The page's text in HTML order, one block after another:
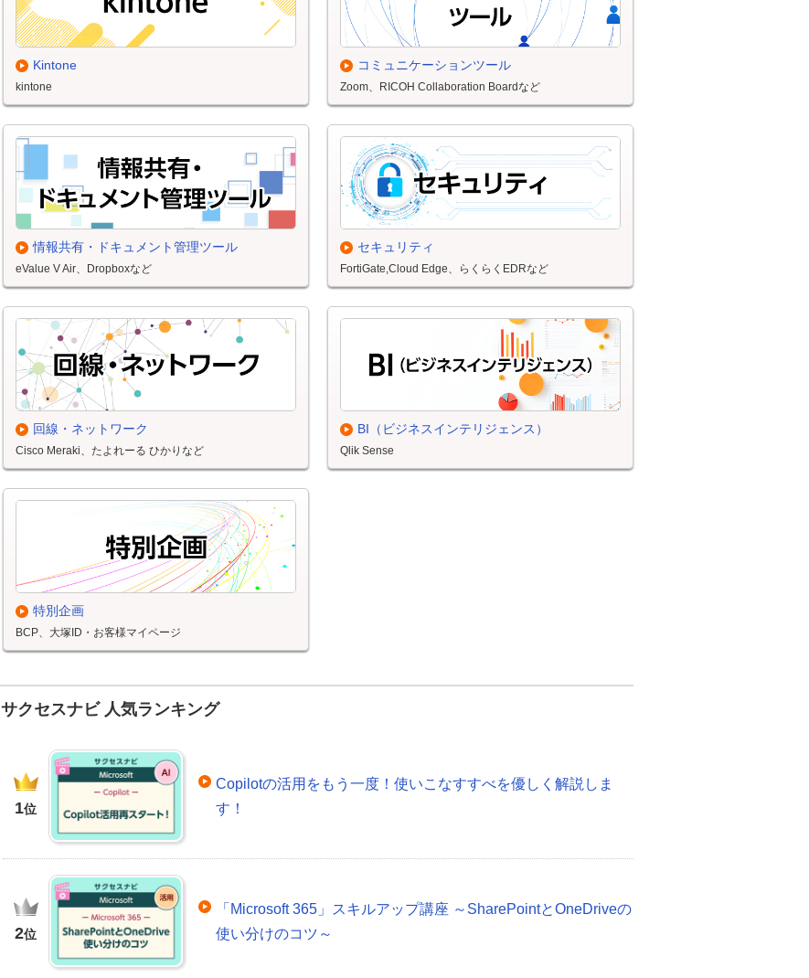
Kintone
kintone
コミュニケーションツール
Zoom、RICOH Collaboration Boardなど
情報共有・ドキュメント管理ツール
eValue V Air、Dropboxなど
セキュリティ
FortiGate,Cloud Edge、らくらくEDRなど
回線・ネットワーク
Cisco Meraki、たよれーる ひかりなど
BI（ビジネスインテリジェンス）
Qlik Sense
特別企画
BCP、大塚ID・お客様マイページ
サクセスナビ 人気ランキング
1位
Copilotの活用をもう一度！使いこなすすべを優しく解説しま
す！
2位
「Microsoft 365」スキルアップ講座 ～SharePointとOneDriveの
使い分けのコツ～